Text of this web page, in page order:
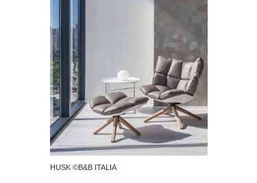
HUSK ©B&B ITALIA